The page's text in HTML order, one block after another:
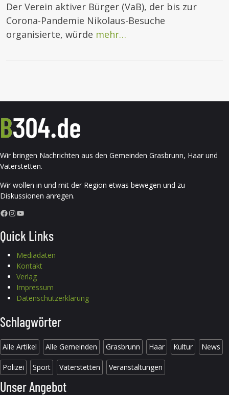
Der Verein aktiver Bürger (VaB), der bis zur
Corona-Pandemie Nikolaus-Besuche
organisierte, würde mehr…
Wir bringen Nachrichten aus den Gemeinden Grasbrunn, Haar und
Vaterstetten.
Wir wollen in und mit der Region etwas bewegen und zu
Diskussionen anregen.
Facebook InstagramYouTube
Quick Links
Mediadaten
Kontakt
Verlag
Impressum
Datenschutzerklärung
Schlagwörter
Alle Artikel Alle Gemeinden Grasbrunn Haar Kultur News
Polizei Sport Vaterstetten Veranstaltungen
Unser Angebot